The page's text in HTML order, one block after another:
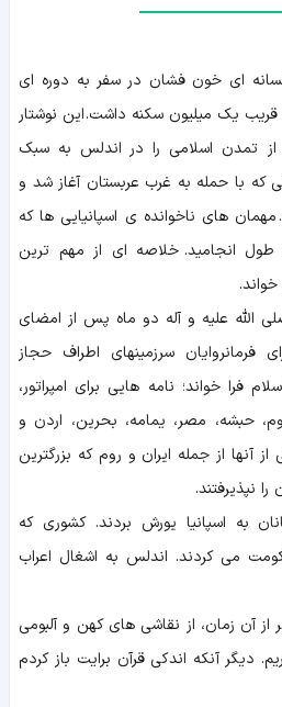
ای خون فشان در سفر به دوره ای
یک میلیون سکنه داشت. اين نوشتار
تمدن اسلامى را در اندلس به سبک
که با حمله به غرب عربستان آغاز شد و
های ناخوانده ی اسپانیایی ها که
800 سال به طول انجامید. خلاصه ای از مهم ترین
الله علیه و آله دو ماه پس از امضای
فرمانروایان سرزمینهای اطراف حجاز
فرا خواند؛ نامه هایی برای امپراتور،
حبشه، مصر، یمامه، بحرین، اردن و
آنها از جمله ایران و روم که بزرگترین
نپذیرفتند.
به اسپانیا یورش بردند. کشوری که
می کردند. اندلس به اشغال اعراب
از آن زمان، از نقاشی های کهن و آلبومی
دیگر آنکه اندکیقرآن برایت باز کردم